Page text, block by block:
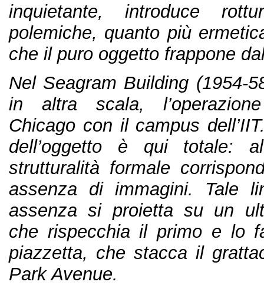
inquietante, introduce
polemiche, quanto più
che il puro oggetto frappone
Nel Seagram Building (1954-
in altra scala,
Chicago con il campus
dell’oggetto è qui totale:
strutturalità formale
assenza di immagini. Tale
assenza si proietta su un
che rispecchia il primo e lo
piazzetta, che stacca il
Park Avenue.